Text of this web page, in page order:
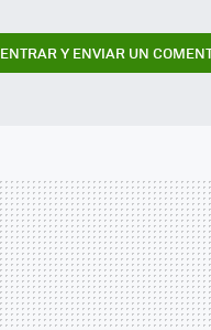
ENTRAR Y ENVIAR UN